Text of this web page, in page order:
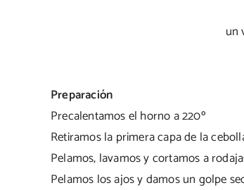
un
Preparación
Precalentamos el horno a 220º
Retiramos la primera capa de la
Pelamos, lavamos y cortamos a
Pelamos los ajos y damos un golpe